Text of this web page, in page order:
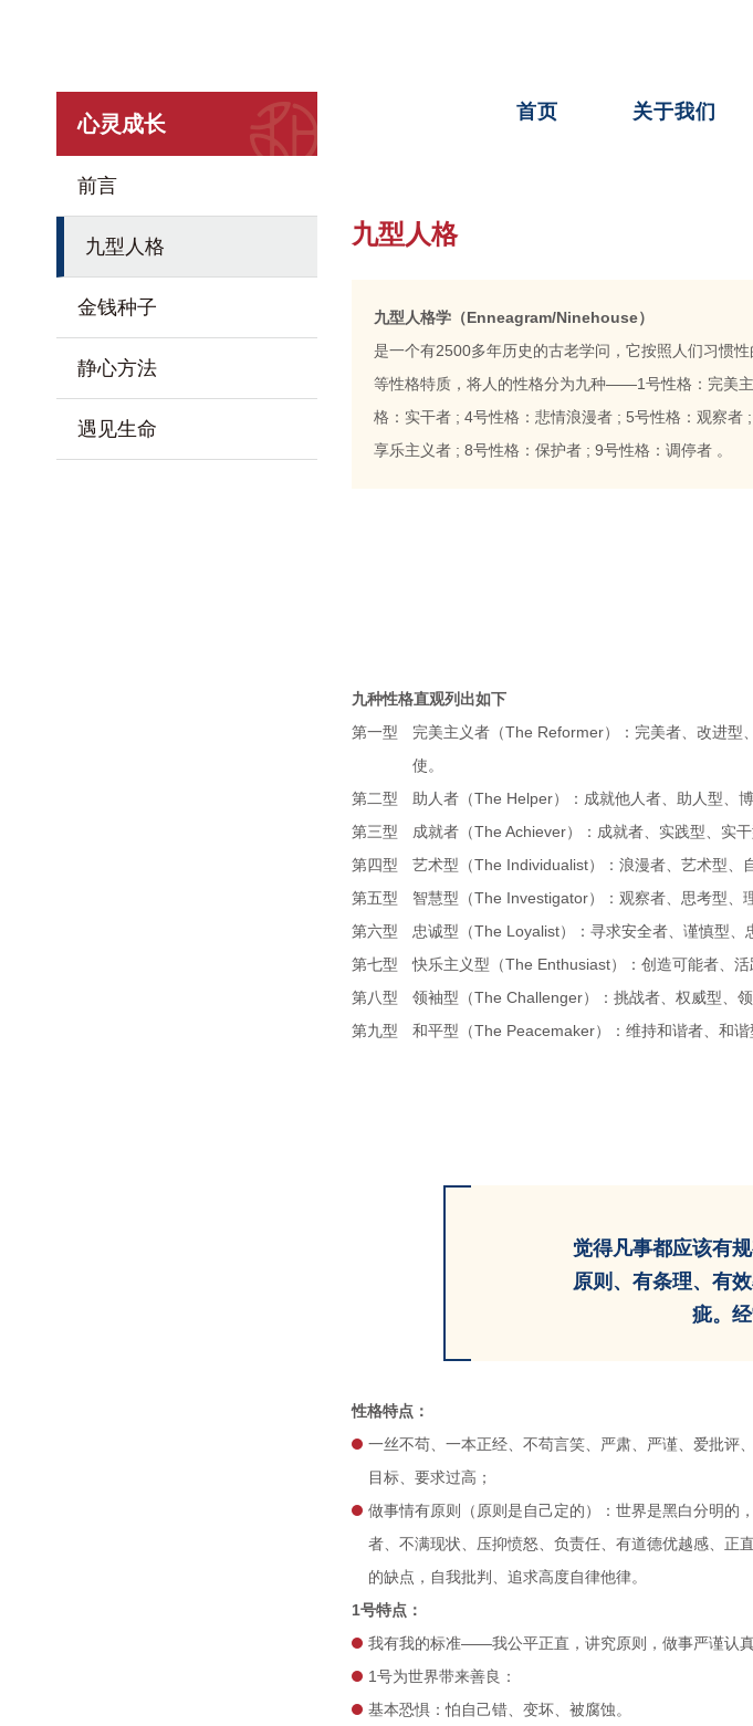
首页 关于我们
心灵成长
前言
九型人格
金钱种子
静心方法
遇见生命
九型人格
九型人格学（Enneagram/Ninehouse）
是一个有2500多年历史的古老学问，它按照人们习惯
等性格特质，将人的性格分为九种——1号性格：完美
格：实干者 ; 4号性格：悲情浪漫者 ; 5号性格：观察者
享乐主义者 ; 8号性格：保护者 ; 9号性格：调停者 。
九种性格直观列出如下
第一型
完美主义者（The Reformer）：完美者、改进型
使。
第二型
助人者（The Helper）：成就他人者、助人型、博
第三型
成就者（The Achiever）：成就者、实践型、实干
第四型
艺术型（The Individualist）：浪漫者、艺术型、
第五型
智慧型（The Investigator）：观察者、思考型、
第六型
忠诚型（The Loyalist）：寻求安全者、谨慎型、
第七型
快乐主义型（The Enthusiast）：创造可能者、活
第八型
领袖型（The Challenger）：挑战者、权威型、领
第九型
和平型（The Peacemaker）：维持和谐者、和谐
觉得凡事都应该有
原则、有条理、有
疵。
性格特点：
一丝不苟、一本正经、不苟言笑、严肃、严谨、爱批评
目标、要求过高；
做事情有原则（原则是自己定的）：世界是黑白分明的
者、不满现状、压抑愤怒、负责任、有道德优越感、正
的缺点，自我批判、追求高度自律他律。
1号特点：
我有我的标准——我公平正直，讲究原则，做事严谨认
1号为世界带来善良：
基本恐惧：怕自己错、变坏、被腐蚀。